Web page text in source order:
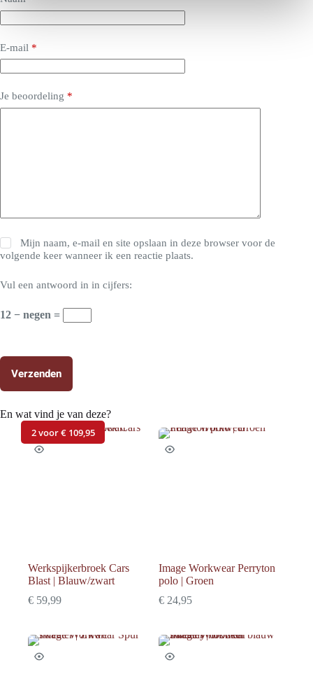
i
e
E-mail *
Je beoordeling *
Mijn naam, e-mail en site opslaan in deze browser voor de
volgende keer wanneer ik een reactie plaats.
Vul een antwoord in in cijfers:
12 − negen =
Verzenden
En wat vind je van deze?
Werkspijkerbroek Cars
Blast | Blauw/zwart
€ 59,99
Image Workwear Perryton
polo | Groen
€ 24,95
2 voor € 109,95